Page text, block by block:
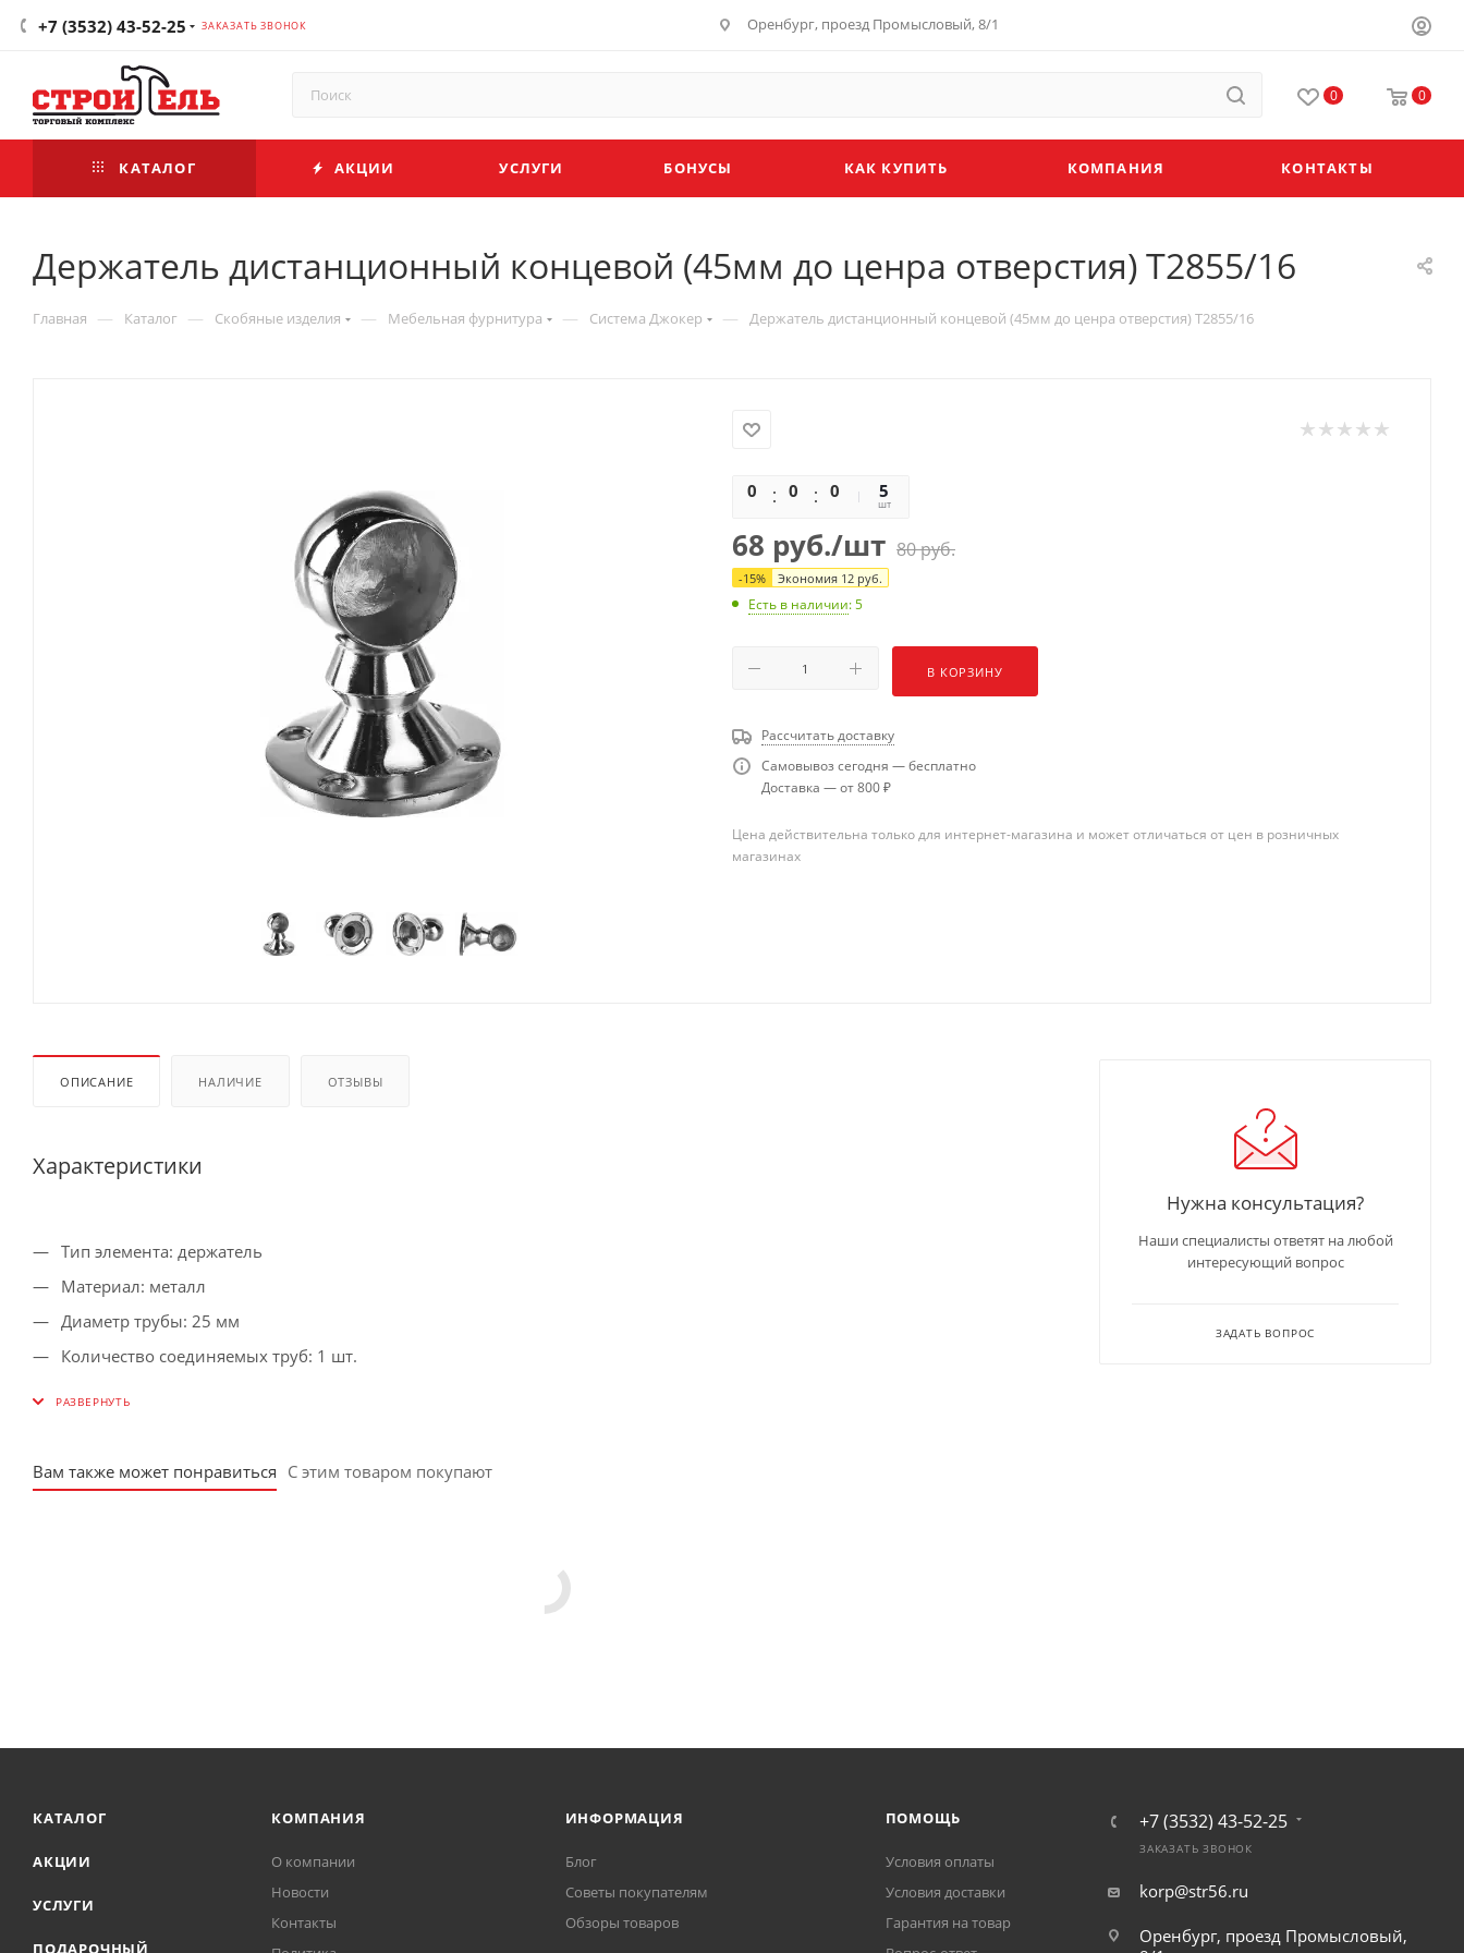
+7 (3532) 43-52-25 ЗАКАЗАТЬ ЗВОНОК Оренбург, проезд Промысловый, 8/1
0 0
КАТАЛОГ АКЦИИ УСЛУГИ БОНУСЫ КАК КУПИТЬ КОМПАНИЯ КОНТАКТЫ
Держатель дистанционный концевой (45мм до ценра отверстия) Т2855/16
Главная — Каталог — Скобяные изделия — Мебельная фурнитура — Система Джокер — Держатель дистанционный концевой (45мм до ценра отверстия) Т2855/16
0 0 0 05
шт
68 руб./шт 80руб.
-15% Экономия 12 руб.
Есть в наличии: 5
В КОРЗИНУ
Рассчитать доставку
Самовывоз сегодня — бесплатно
Доставка — от 800 ₽
Цена действительна только для интернет-магазина и может отличаться от цен в розничных
магазинах
ОПИСАНИЕ НАЛИЧИЕ ОТЗЫВЫ
Характеристики
Тип элемента: держатель
Материал: металл
Диаметр трубы: 25 мм
Количество соединяемых труб: 1 шт.
Регулируемый: нет
Вам также может понравиться С этим товаром покупают
Нужна консультация?
Наши специалисты ответят на любой
интересующий вопрос
ЗАДАТЬ ВОПРОС
КАТАЛОГ
АКЦИИ
УСЛУГИ
ПОДАРОЧНЫЙ
КОМПАНИЯ
О компании
Новости
Контакты
ИНФОРМАЦИЯ
Блог
Советы покупателям
Обзоры товаров
ПОМОЩЬ
Условия оплаты
Условия доставки
Гарантия на товар
+7 (3532) 43-52-25
ЗАКАЗАТЬ ЗВОНОК
korp@str56.ru
Оренбург, проезд Промысловый,